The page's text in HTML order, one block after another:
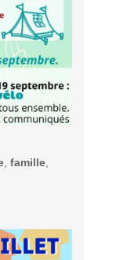
, famille,